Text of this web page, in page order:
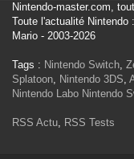
Nintendo-master.com,
Toute l'actualité
Mario - 2003-2026
Tags : Nintendo Switch,
Splatoon, Nintendo 3DS,
Nintendo Labo Nintendo
RSS Actu, RSS Tests